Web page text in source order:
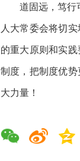
道固远，笃行
人大常委会将切
的重大原则和实
制度，把制度优
大力量！